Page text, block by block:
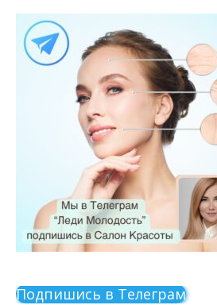
Подпишись в Телеграм